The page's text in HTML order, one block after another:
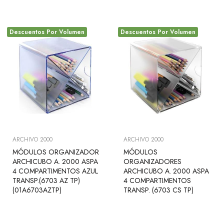
Descuentos Por Volumen
ARCHIVO 2000
MÓDULOS ORGANIZADOR
ARCHICUBO A. 2000 ASPA
4 COMPARTIMENTOS AZUL
TRANSP.(6703 AZ TP)
(01A6703AZTP)
Descuentos Por Volumen
ARCHIVO 2000
MÓDULOS
ORGANIZADORES
ARCHICUBO A. 2000 ASPA
4 COMPARTIMENTOS
TRANSP. (6703 CS TP)